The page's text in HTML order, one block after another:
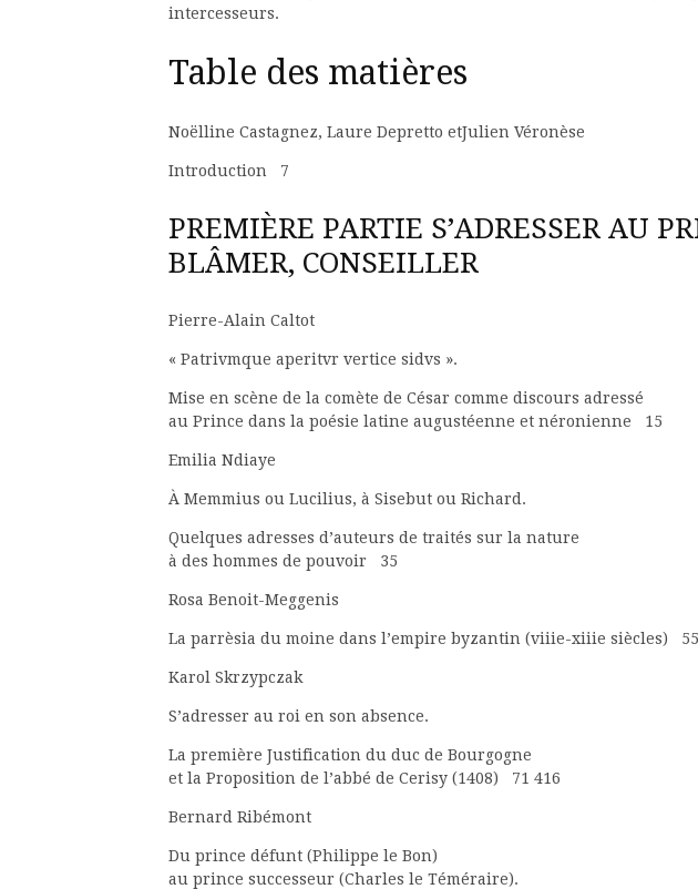
intercesseurs.
Table des matières
Noëlline Castagnez, Laure Depretto etJulien Véronèse
Introduction 7
PREMIÈRE PARTIE S’ADRESSER AU
BLÂMER, CONSEILLER
Pierre-Alain Caltot
« Patrivmque aperitvr vertice sidvs ».
Mise en scène de la comète de César comme discours adressé
au Prince dans la poésie latine augustéenne et néronienne 15
Emilia Ndiaye
À Memmius ou Lucilius, à Sisebut ou Richard.
Quelques adresses d’auteurs de traités sur la nature
à des hommes de pouvoir 35
Rosa Benoit-Meggenis
La parrèsia du moine dans l’empire byzantin (viiie-xiiie siècles) 55
Karol Skrzypczak
S’adresser au roi en son absence.
La première Justification du duc de Bourgogne
et la Proposition de l’abbé de Cerisy (1408) 71 416
Bernard Ribémont
Du prince défunt (Philippe le Bon)
au prince successeur (Charles le Téméraire).